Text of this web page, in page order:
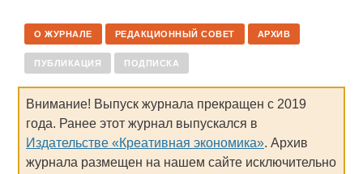
О ЖУРНАЛЕ РЕДАКЦИОННЫЙ СОВЕТ АРХИВ
ПУБЛИКАЦИЯ ПОДПИСКА
Внимание! Выпуск журнала прекращен с 2019
года. Ранее этот журнал выпускался в
Издательстве «Креативная экономика». Архив
журнала размещен на нашем сайте исключительно